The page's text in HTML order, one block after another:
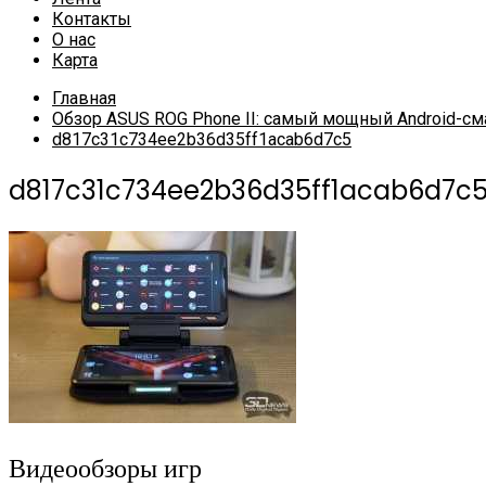
Контакты
О нас
Карта
Главная
Обзор ASUS ROG Phone II: самый мощный Android-
d817c31c734ee2b36d35ff1acab6d7c5
d817c31c734ee2b36d35ff1acab6d7c5
Видеообзоры игр